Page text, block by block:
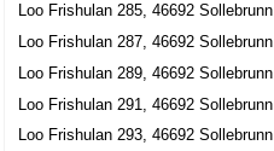
Loo Frishulan 285, 46692 Sollebrunn
Loo Frishulan 287, 46692 Sollebrunn
Loo Frishulan 289, 46692 Sollebrunn
Loo Frishulan 291, 46692 Sollebrunn
Loo Frishulan 293, 46692 Sollebrunn